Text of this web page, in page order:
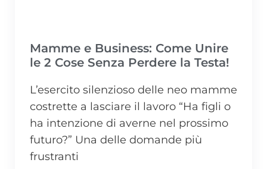
Mamme e Business: Come Unire
le 2 Cose Senza Perdere la Testa!
L’esercito silenzioso delle neo mamme
costrette a lasciare il lavoro “Ha figli o
ha intenzione di averne nel prossimo
futuro?” Una delle domande più
frustranti